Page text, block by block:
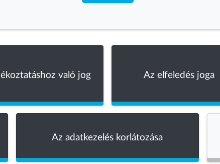
való jog Az elfeledés joga
Az adatkezelés korlátozása